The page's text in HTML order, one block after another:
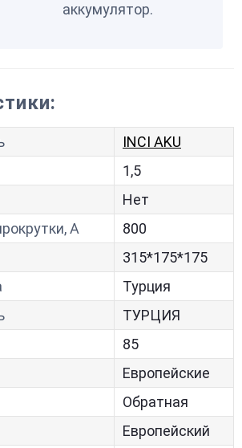
аккумулятор.
INCI AKU
1,5
Нет
A
800
315*175*175
Турция
ТУРЦИЯ
85
Европейские
Обратная
Европейский